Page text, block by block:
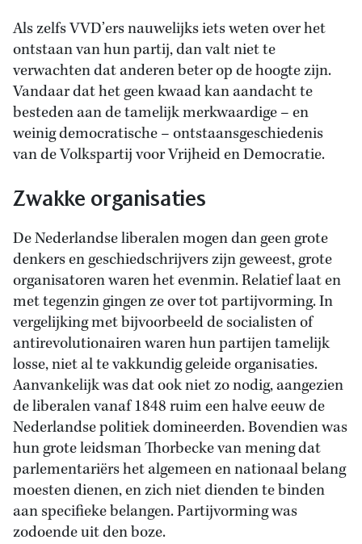
Als zelfs VVD’ers nauwelijks iets weten over het
ontstaan van hun partij, dan valt niet te
verwachten dat anderen beter op de hoogte zijn.
Vandaar dat het geen kwaad kan aandacht te
besteden aan de tamelijk merkwaardige – en
weinig democratische – ontstaansgeschiedenis
van de Volkspartij voor Vrijheid en Democratie.
Zwakke organisaties
De Nederlandse liberalen mogen dan geen grote
denkers en geschiedschrijvers zijn geweest, grote
organisatoren waren het evenmin. Relatief laat en
met tegenzin gingen ze over tot partijvorming. In
vergelijking met bijvoorbeeld de socialisten of
antirevolutionairen waren hun partijen tamelijk
losse, niet al te vakkundig geleide organisaties.
Aanvankelijk was dat ook niet zo nodig, aangezien
de liberalen vanaf 1848 ruim een halve eeuw de
Nederlandse politiek domineerden. Bovendien was
hun grote leidsman Thorbecke van mening dat
parlementariërs het algemeen en nationaal belang
moesten dienen, en zich niet dienden te binden
aan specifieke belangen. Partijvorming was
zodoende uit den boze.